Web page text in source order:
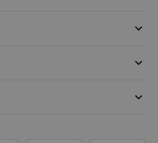
keyboard_arrow_down
keyboard_arrow_down
keyboard_arrow_down